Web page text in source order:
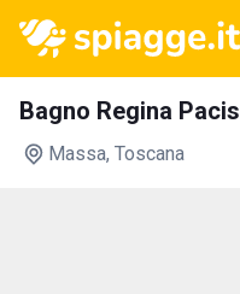
Bagno Regina Pacis
Massa, Toscana